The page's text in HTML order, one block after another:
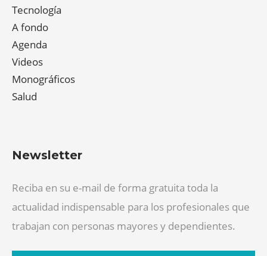
Tecnología
A fondo
Agenda
Videos
Monográficos
Salud
Newsletter
Reciba en su e-mail de forma gratuita toda la
actualidad indispensable para los profesionales que
trabajan con personas mayores y dependientes.